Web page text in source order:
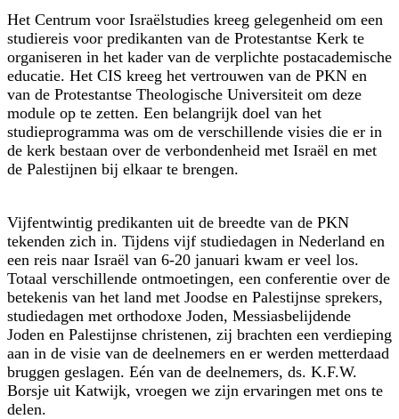
Het Centrum voor Israëlstudies kreeg gelegenheid om een
studiereis voor predikanten van de Protestantse Kerk te
organiseren in het kader van de verplichte postacademische
educatie. Het CIS kreeg het vertrouwen van de PKN en
van de Protestantse Theologische Universiteit om deze
module op te zetten. Een belangrijk doel van het
studieprogramma was om de verschillende visies die er in
de kerk bestaan over de verbondenheid met Israël en met
de Palestijnen bij elkaar te brengen.
Vijfentwintig predikanten uit de breedte van de PKN
tekenden zich in. Tijdens vijf studiedagen in Nederland en
een reis naar Israël van 6-20 januari kwam er veel los.
Totaal verschillende ontmoetingen, een conferentie over de
betekenis van het land met Joodse en Palestijnse sprekers,
studiedagen met orthodoxe Joden, Messiasbelijdende
Joden en Palestijnse christenen, zij brachten een verdieping
aan in de visie van de deelnemers en er werden metterdaad
bruggen geslagen. Eén van de deelnemers, ds. K.F.W.
Borsje uit Katwijk, vroegen we zijn ervaringen met ons te
delen.